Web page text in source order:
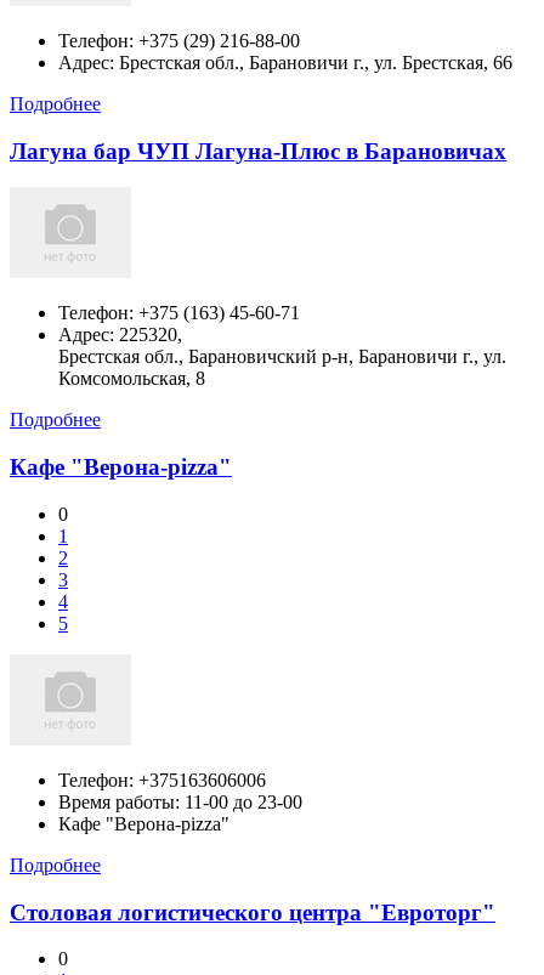
Телефон: +375 (29) 216-88-00
Адрес: Брестская обл., Барановичи г., ул. Брестская, 66
Подробнее
Лагуна бар ЧУП Лагуна-Плюс в Барановичах
Телефон: +375 (163) 45-60-71
Адрес: 225320,
Брестская обл., Барановичский р-н, Барановичи г., ул.
Комсомольская, 8
Подробнее
Кафе "Верона-pizza"
0
1
2
3
4
5
Телефон: +375163606006
Время работы: 11-00 до 23-00
Кафе "Верона-pizza"
Подробнее
Столовая логистического центра "Евроторг"
0